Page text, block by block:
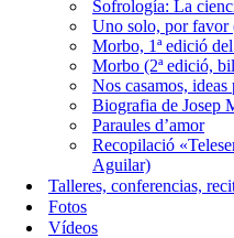
Sofrología: La
Uno solo, por favor
Morbo, 1ª edició
Morbo (2ª edició,
Nos casamos,
Biografia de Josep
Paraules d’amor
Recopilació
Aguilar)
Talleres, conferencias,
Fotos
Vídeos